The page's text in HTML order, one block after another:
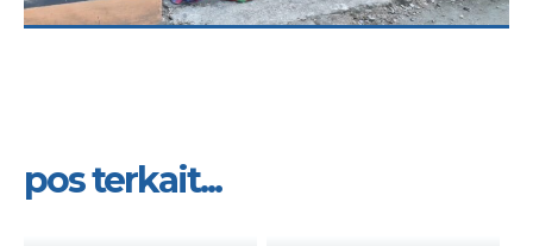
pos terkait...